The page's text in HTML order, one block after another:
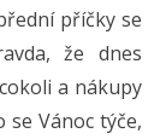
příčky se
že dnes
a nákupy
Vánoc týče,